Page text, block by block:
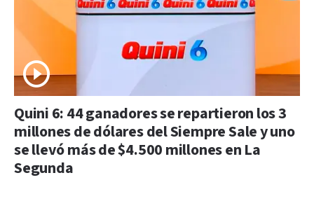
Quini 6: 44 ganadores se repartieron los 3
millones de dólares del Siempre Sale y uno
se llevó más de $4.500 millones en La
Segunda